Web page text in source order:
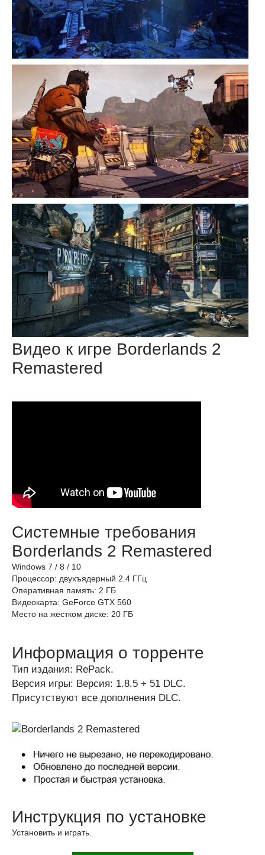
Видео к игре Borderlands 2
Remastered
Системные требования
Borderlands 2 Remastered
Windows 7 / 8 / 10
Процессор: двухъядерный 2.4 ГГц
Оперативная память: 2 ГБ
Видеокарта: GeForce GTX 560
Место на жестком диске: 20 ГБ
Информация о торренте
Тип издания: RePack.
Версия игры: Версия: 1.8.5 + 51 DLC.
Присутствуют все дополнения DLC.
Инструкция по установке
Установить и играть.